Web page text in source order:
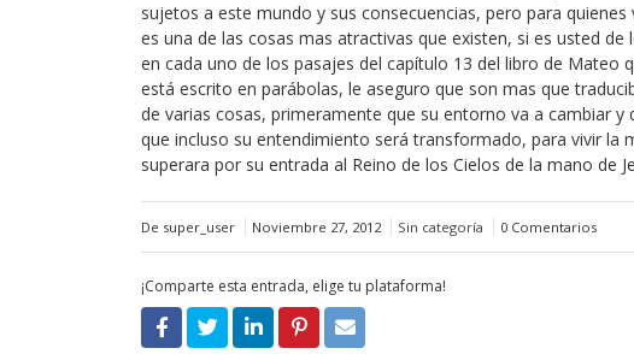
sujetos a este mundo y sus consecuencias, pero para
es una de las cosas mas atractivas que existen, si es usted
en cada uno de los pasajes del capítulo 13 del libro de Mateo
está escrito en parábolas, le aseguro que son mas que
de varias cosas, primeramente que su entorno va a cambiar
que incluso su entendimiento será transformado, para vivir la
superara por su entrada al Reino de los Cielos de la mano de
De super_user Noviembre 27, 2012 Sin categoría 0 Comentarios
¡Comparte esta entrada, elige tu plataforma!